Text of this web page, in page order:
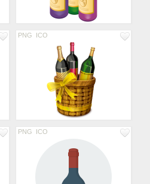
PNG ICO
PNG ICO